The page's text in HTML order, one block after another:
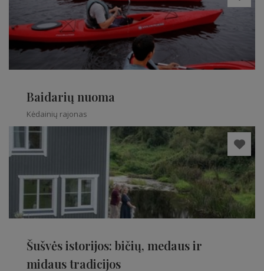
Baidarių nuoma
Kėdainių rajonas
Šušvės istorijos: bičių, medaus ir
midaus tradicijos